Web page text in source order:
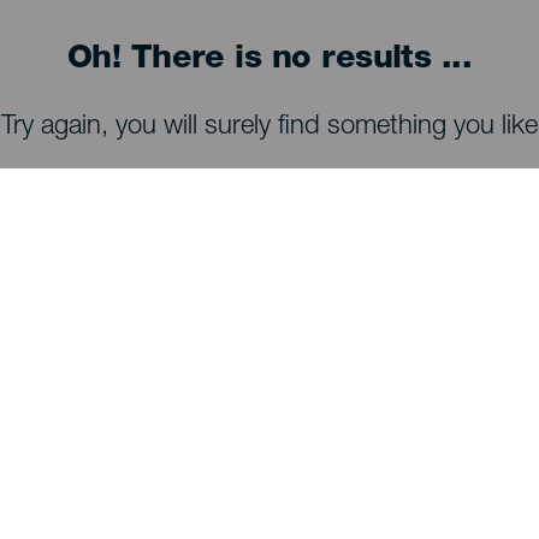
Oh! There is no results ...
Try again, you will surely find something you like